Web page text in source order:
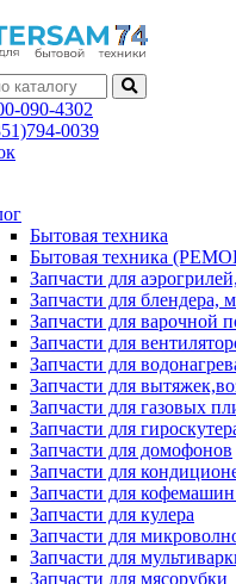
090-4302
0039
Бытовая техника
Бытовая техника
Запчасти для
Запчасти для блендера,
Запчасти для варочной
Запчасти для
Запчасти для
Запчасти для
Запчасти для газовых
Запчасти для
Запчасти для домофонов
Запчасти для
Запчасти для
Запчасти для кулера
Запчасти для
Запчасти для
Запчасти для мясорубки